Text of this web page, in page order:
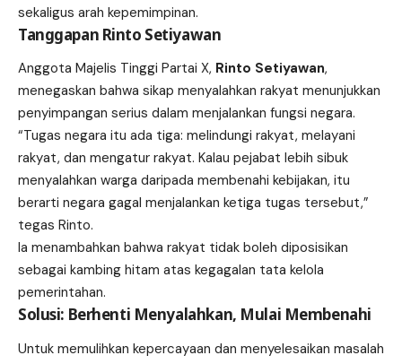
sekaligus arah kepemimpinan.
Tanggapan Rinto Setiyawan
Anggota Majelis Tinggi Partai X, Rinto Setiyawan,
menegaskan bahwa sikap menyalahkan rakyat menunjukkan
penyimpangan serius dalam menjalankan fungsi negara.
“Tugas negara itu ada tiga: melindungi rakyat, melayani
rakyat, dan mengatur rakyat. Kalau pejabat lebih sibuk
menyalahkan warga daripada membenahi kebijakan, itu
berarti negara gagal menjalankan ketiga tugas tersebut,”
tegas Rinto.
Ia menambahkan bahwa rakyat tidak boleh diposisikan
sebagai kambing hitam atas kegagalan tata kelola
pemerintahan.
Solusi: Berhenti Menyalahkan, Mulai Membenahi
Untuk memulihkan kepercayaan dan menyelesaikan masalah